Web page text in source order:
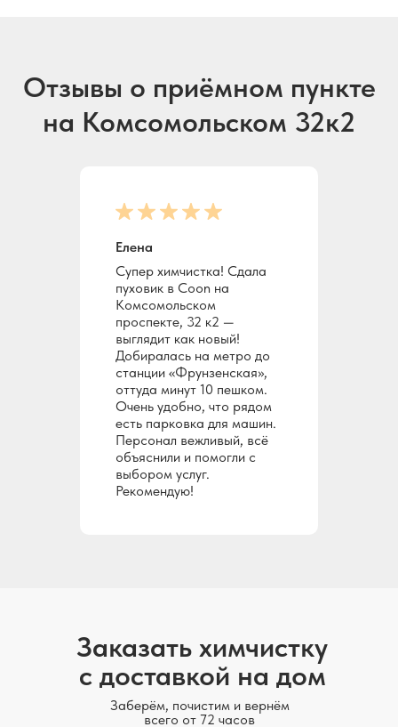
Отзывы о приёмном пункте
на Комсомольском 32к2
Елена
Супер химчистка! Сдала
пуховик в Coon на
Комсомольском
проспекте, 32 к2 —
выглядит как новый!
Добиралась на метро до
станции «Фрунзенская»,
оттуда минут 10 пешком.
Очень удобно, что рядом
есть парковка для машин.
Персонал вежливый, всё
объяснили и помогли с
выбором услуг.
Рекомендую!
Заказать химчистку
с доставкой на дом
Заберём, почистим и вернём
всего от 72 часов